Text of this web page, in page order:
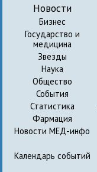
Новости
Бизнес
Государство и
медицина
Звезды
Наука
Общество
События
Статистика
Фармация
Новости МЕД-инфо
Календарь событий